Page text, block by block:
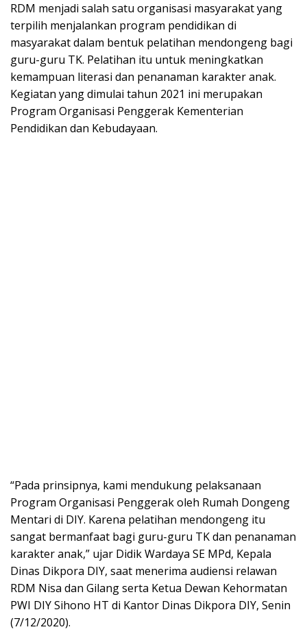
RDM menjadi salah satu organisasi masyarakat yang
terpilih menjalankan program pendidikan di
masyarakat dalam bentuk pelatihan mendongeng bagi
guru-guru TK. Pelatihan itu untuk meningkatkan
kemampuan literasi dan penanaman karakter anak.
Kegiatan yang dimulai tahun 2021 ini merupakan
Program Organisasi Penggerak Kementerian
Pendidikan dan Kebudayaan.
“Pada prinsipnya, kami mendukung pelaksanaan
Program Organisasi Penggerak oleh Rumah Dongeng
Mentari di DIY. Karena pelatihan mendongeng itu
sangat bermanfaat bagi guru-guru TK dan penanaman
karakter anak,” ujar Didik Wardaya SE MPd, Kepala
Dinas Dikpora DIY, saat menerima audiensi relawan
RDM Nisa dan Gilang serta Ketua Dewan Kehormatan
PWI DIY Sihono HT di Kantor Dinas Dikpora DIY, Senin
(7/12/2020).